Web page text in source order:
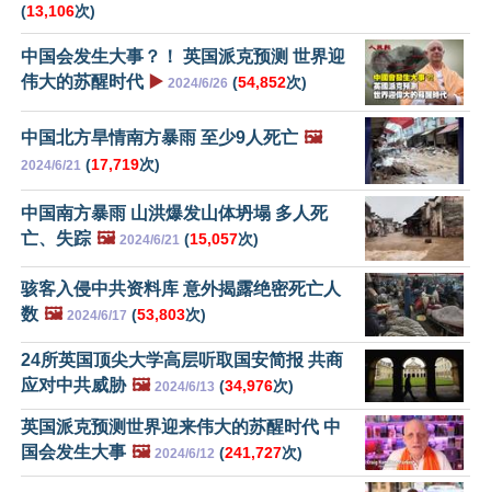
(13,106次)
中国会发生大事？！ 英国派克预测 世界迎
伟大的苏醒时代 ▶️ 2024/6/26 (54,852次)
中国北方旱情南方暴雨 至少9人死亡 🖼️
2024/6/21 (17,719次)
中国南方暴雨 山洪爆发山体坍塌 多人死
亡、失踪 🖼️ 2024/6/21 (15,057次)
骇客入侵中共资料库 意外揭露绝密死亡人
数 🖼️ 2024/6/17 (53,803次)
24所英国顶尖大学高层听取国安简报 共商
应对中共威胁 🖼️ 2024/6/13 (34,976次)
英国派克预测世界迎来伟大的苏醒时代 中
国会发生大事 🖼️ 2024/6/12 (241,727次)